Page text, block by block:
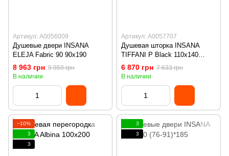
Артикул: А0056009
Душевые двери INSANA
ELEJA Fabric 90 90x190
8 963 грн 9 959 грн
В наличии
Артикул: А0057707
Душевая шторка INSANA
TIFFANI P Black 110x140
черный
6 870 грн 7 633 грн
В наличии
−10%
3
3
3
3